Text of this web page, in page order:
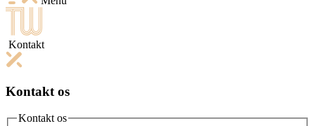
Kontakt
Kontakt os
Kontakt os